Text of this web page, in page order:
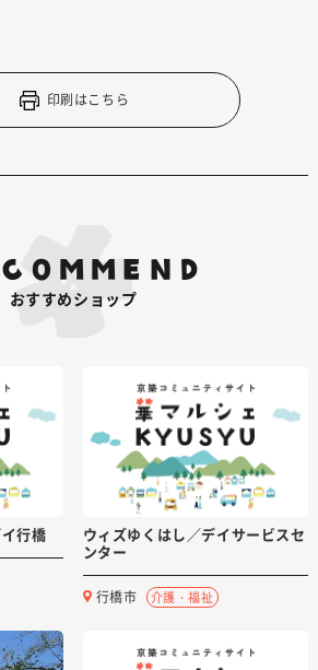
印刷はこちら
おすすめショップ
行橋
ウィズゆくはし／デイサービスセ
ンター
行橋市 介護・福祉